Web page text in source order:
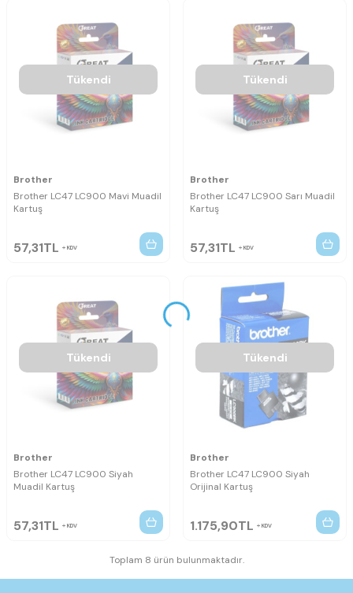
Tükendi
Brother
Brother LC47 LC900 Mavi Muadil
Kartuş
57,31TL KDV
Tükendi
Brother
Brother LC47 LC900 Sarı Muadil
Kartuş
57,31TL KDV
Tükendi
Brother
Brother LC47 LC900 Siyah
Muadil Kartuş
57,31TL KDV
Tükendi
Brother
Brother LC47 LC900 Siyah
Orijinal Kartuş
1.175,90TL KDV
Toplam 8 ürün bulunmaktadır.